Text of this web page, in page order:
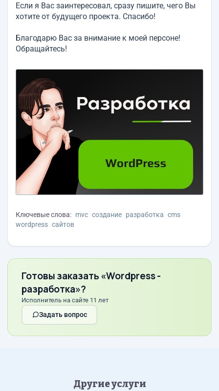
Если я Вас заинтересовал, сразу пишите, чего Вы
хотите от будущего проекта. Спасибо!
Благодарю Вас за внимание к моей персоне!
Обращайтесь!
Ключевые слова: mvc создание разработка cms
wordpress сайтов
Готовы заказать «Wordpress -
разработка»?
Исполнитель на сайте 11 лет
Задать вопрос
Другие услуги